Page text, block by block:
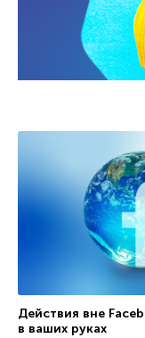
Действия вне
в ваших руках